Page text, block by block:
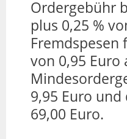
Ordergebühr
plus 0,25 %
Fremdspesen
von 0,95 Euro
9,95 Euro
69,00 Euro.